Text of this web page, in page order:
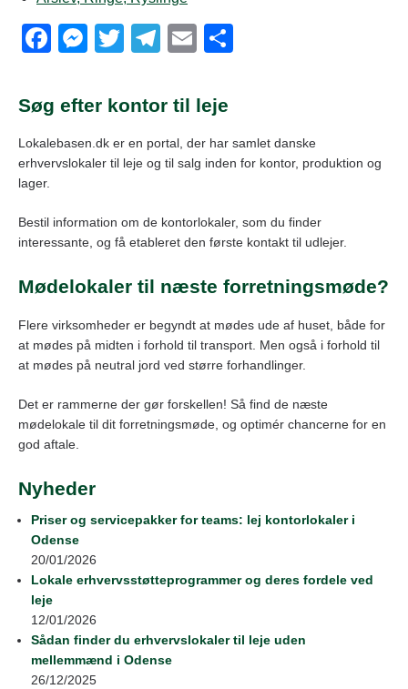
F
c
e
b
o
k
M
ss
n
er
T
tt
T
e
a
E
ail
Søg efter kontor til leje
Lokalebasen.dk er en portal, der har samlet danske
erhvervslokaler til leje og til salg inden for kontor, produktion og
lager.
Bestil information om de kontorlokaler, som du finder
interessante, og få etableret den første kontakt til udlejer.
Mødelokaler til næste forretningsmøde?
Flere virksomheder er begyndt at mødes ude af huset, både for
at mødes på midten i forhold til transport. Men også i forhold til
at mødes på neutral jord ved større forhandlinger.
Det er rammerne der gør forskellen! Så find de næste
mødelokale til dit forretningsmøde, og optimér chancerne for en
god aftale.
Nyheder
Priser og servicepakker for teams: lej kontorlokaler i
Odense
20/01/2026
Lokale erhvervsstøtteprogrammer og deres fordele ved
leje
12/01/2026
Sådan finder du erhvervslokaler til leje uden
mellemmænd i Odense
26/12/2025